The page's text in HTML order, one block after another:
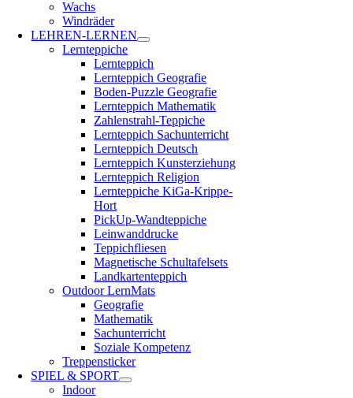
Wachs
Windräder
LEHREN-LERNEN
Lernteppiche
Lernteppich
Lernteppich Geografie
Boden-Puzzle Geografie
Lernteppich Mathematik
Zahlenstrahl-Teppiche
Lernteppich Sachunterricht
Lernteppich Deutsch
Lernteppich Kunsterziehung
Lernteppich Religion
Lernteppiche KiGa-Krippe-
Hort
PickUp-Wandteppiche
Leinwanddrucke
Teppichfliesen
Magnetische Schultafelsets
Landkartenteppich
Outdoor LernMats
Geografie
Mathematik
Sachunterricht
Soziale Kompetenz
Treppensticker
SPIEL & SPORT
Indoor